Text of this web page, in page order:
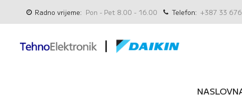
Radno vrijeme: Pon - Pet 8.00 - 16.00 Telefon: +387 33